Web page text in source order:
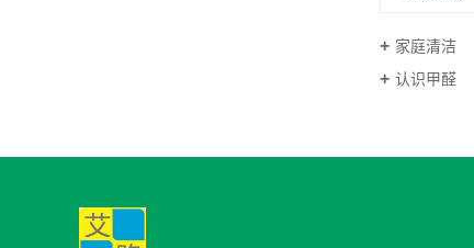
家庭清洁
认识甲醛